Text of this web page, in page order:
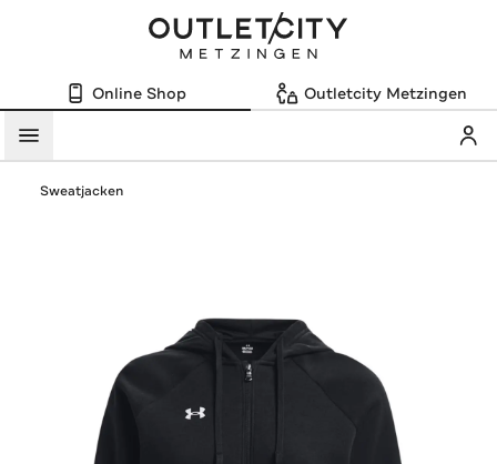
Online Shop Outletcity Metzingen
Menü
Sweatjacken